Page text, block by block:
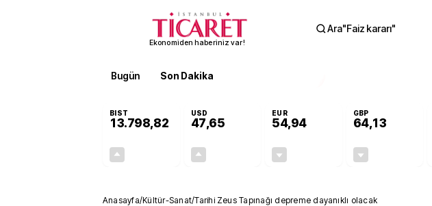
Ekonomiden haberiniz var!
Ara"Faiz kararı"
Bugün Son Dakika
BIST
13.798,82
USD
47,65
EUR
54,94
GBP
64,13
Anasayfa/Kültür-Sanat/Tarihi Zeus Tapınağı depreme dayanıklı olacak